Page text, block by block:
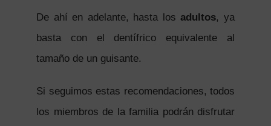
De ahí en adelante, hasta losadultos, ya
basta con el dentífrico equivalente al
tamaño de un guisante.
Si seguimos estas recomendaciones, todos
los miembros de la familia podrán disfrutar